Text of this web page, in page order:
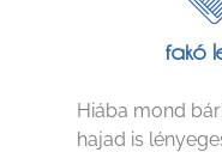
fakó
Hiába mond
hajad is